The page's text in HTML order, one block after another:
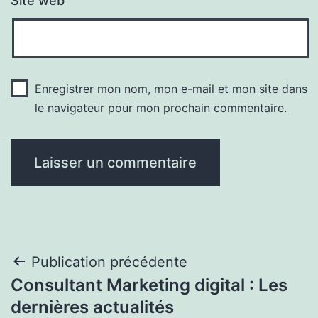
Enregistrer mon nom, mon e-mail et mon site dans
le navigateur pour mon prochain commentaire.
Navigation
de
Publication précédente
Consultant Marketing digital : Les
dernières actualités